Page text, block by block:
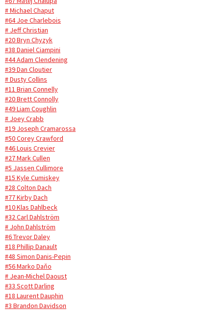
# Michael Chaput
#64 Joe Charlebois
# Jeff Christian
#20 Bryn Chyzyk
#38 Daniel Ciampini
#44 Adam Clendening
#39 Dan Cloutier
# Dusty Collins
#11 Brian Connelly
#20 Brett Connolly
#49 Liam Coughlin
# Joey Crabb
#19 Joseph Cramarossa
#50 Corey Crawford
#46 Louis Crevier
#27 Mark Cullen
#5 Jassen Cullimore
#15 Kyle Cumiskey
#28 Colton Dach
#77 Kirby Dach
#10 Klas Dahlbeck
#32 Carl Dahlström
# John Dahlström
#6 Trevor Daley
#18 Phillip Danault
#48 Simon Danis-Pepin
#56 Marko Daňo
# Jean-Michel Daoust
#33 Scott Darling
#18 Laurent Dauphin
#3 Brandon Davidson